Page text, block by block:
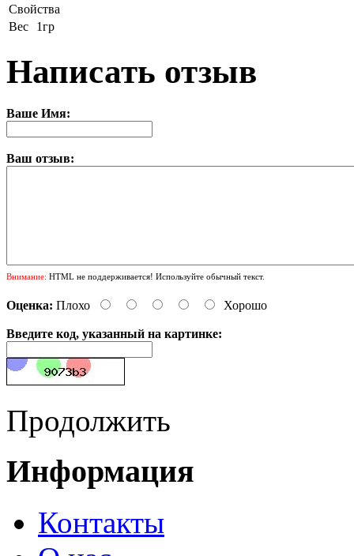
Свойства
Вес
1гр
Написать отзыв
Ваше Имя:
Ваш отзыв:
Внимание: HTML не поддерживается! Используйте обычный текст.
Оценка: Плохо Хорошо
Введите код, указанный на картинке:
Продолжить
Информация
Контакты